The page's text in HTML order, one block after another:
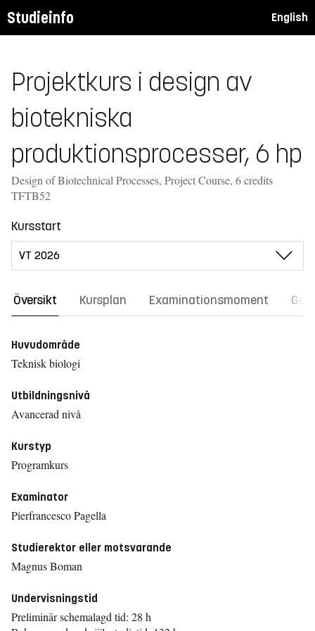
Studieinfo English
Projektkurs i design av
biotekniska
produktionsprocesser, 6 hp
Design of Biotechnical Processes, Project Course, 6 credits
TFTB52
Kursstart
Översikt Kursplan Examinationsmoment
Huvudområde
Teknisk biologi
Utbildningsnivå
Avancerad nivå
Kurstyp
Programkurs
Examinator
Pierfrancesco Pagella
Studierektor eller motsvarande
Magnus Boman
Undervisningstid
Preliminär schemalagd tid: 28 h